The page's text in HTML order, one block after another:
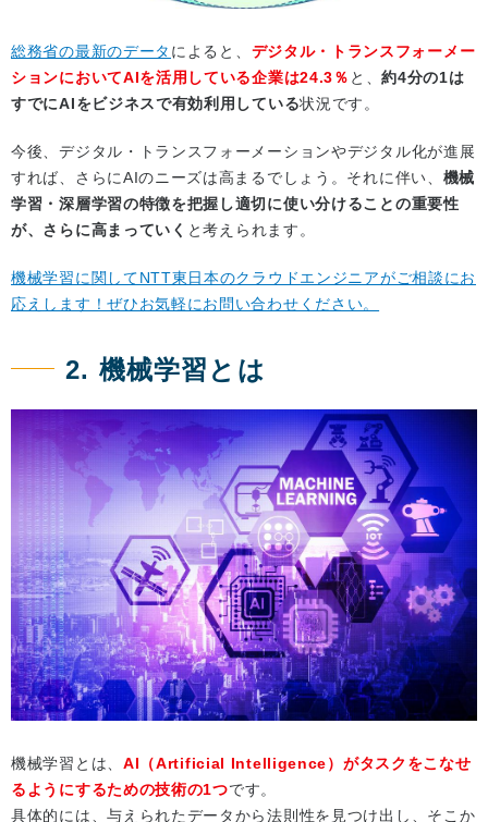
総務省の最新のデータ によると、 デジタル・トランスフォーメー
ションにおいてAIを活用している企業は24.3％ と、約4分の1は
すでにAIをビジネスで有効利用している状況です。
今後、デジタル・トランスフォーメーションやデジタル化が進展
すれば、さらにAIのニーズは高まるでしょう。それに伴い、 機械
学習・深層学習の特徴を把握し適切に使い分けることの重要性
が、さらに高まっていく と考えられます。
機械学習に関してNTT東日本のクラウドエンジニアがご相談にお
応えします！ぜひお気軽にお問い合わせください。
2. 機械学習とは
機械学習とは、 AI（Artificial Intelligence）がタスクをこなせ
るようにするための技術の1つです。
具体的には、与えられたデータから法則性を見つけ出し、そこか